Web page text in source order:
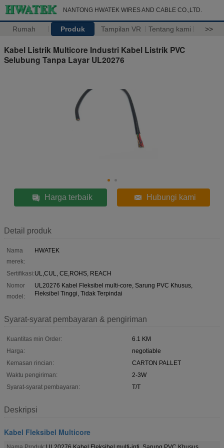
NANTONG HWATEK WIRES AND CABLE CO.,LTD.
Rumah Produk Tampilan VR Tentang kami >>
Kabel Listrik Multicore Industri Kabel Listrik PVC
Selubung Tanpa Layar UL20276
Harga terbaik Hubungi kami
Detail produk
Nama
merek:
HWATEK
Sertifikasi:UL,CUL, CE,ROHS, REACH
Nomor
model:
UL20276 Kabel Fleksibel multi-core, Sarung PVC Khusus,
Fleksibel Tinggi, Tidak Terpindai
Syarat-syarat pembayaran & pengiriman
Kuantitas min Order:
6.1 KM
Harga:
negotiable
Kemasan rincian:
CARTON PALLET
Waktu pengiriman:
2-3W
Syarat-syarat pembayaran:
T/T
Deskripsi
Kabel Fleksibel Multicore